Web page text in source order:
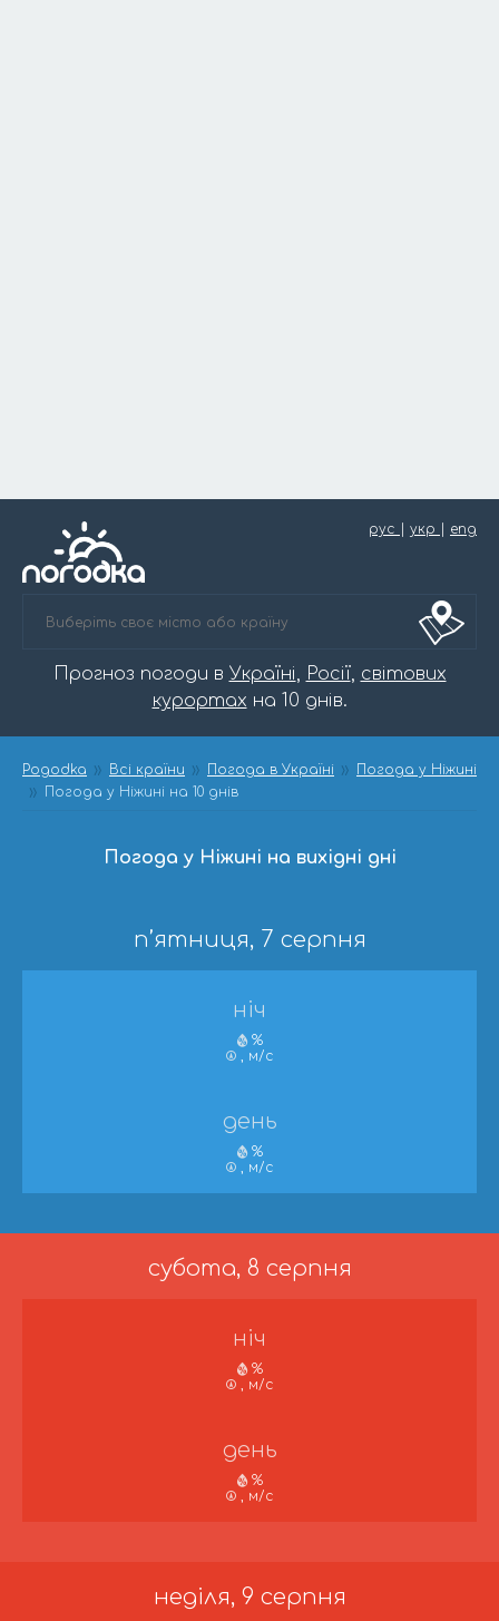
рус укр eng
Прогноз погоди в Україні, Росії, світових
курортах на 10 днів.
Pogodka Всі країни Погода в Україні
Погода у Ніжині
Погода у Ніжині на 10 днів
Погода у Ніжині на вихідні дні
п’ятниця, 7 серпня
ніч
%
, м/с
день
%
, м/с
субота, 8 серпня
ніч
%
, м/с
день
%
, м/с
неділя, 9 серпня